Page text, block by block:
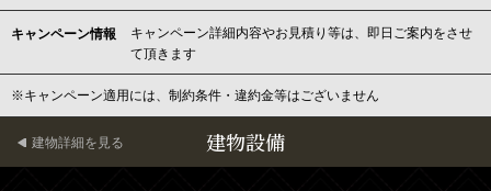
キャンペーン情報
キャンペーン詳細内容やお見積り等は、即日ご案内をさせ
て頂きます
※キャンペーン適用には、制約条件・違約金等はございません
建物設備
建物詳細を見る